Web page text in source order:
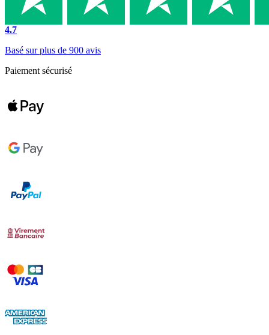
4.7
Basé sur plus de 900 avis
Paiement sécurisé